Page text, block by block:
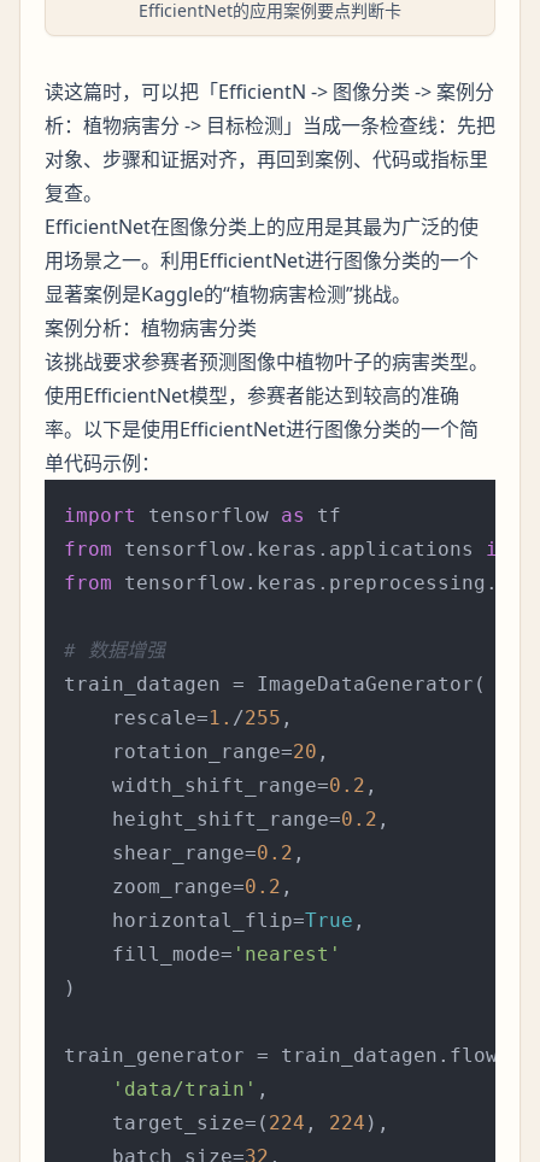
EfficientNet的应用案例要点判断卡
读这篇时，可以把「EfficientN -> 图像分类 -> 案例分
析：植物病害分 -> 目标检测」当成一条检查线：先把
对象、步骤和证据对齐，再回到案例、代码或指标里
复查。
EfficientNet在图像分类上的应用是其最为广泛的使
用场景之一。利用EfficientNet进行图像分类的一个
显著案例是Kaggle的“植物病害检测”挑战。
案例分析：植物病害分类
该挑战要求参赛者预测图像中植物叶子的病害类型。
使用EfficientNet模型，参赛者能达到较高的准确
率。以下是使用EfficientNet进行图像分类的一个简
单代码示例：
import tensorflow as
from tensorflow.keras.applications
from
# 数据增强
train_datagen = ImageDataGenerator(
    rescale=
1. /255 ,
    rotation_range=
20 ,
    width_shift_range=
0.2 ,
    height_shift_range=
0.2 ,
    shear_range=
0.2 ,
    zoom_range=
0.2 ,
    horizontal_flip=
True ,
    fill_mode=
'nearest'
)
train_generator =
'data/train' ,
    target_size=(
224 , 224 ),
    batch_size=
32 ,